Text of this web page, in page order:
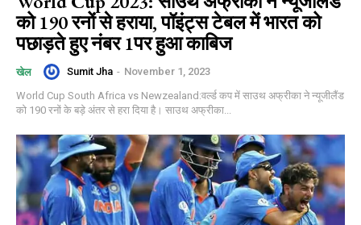
को 190 रनों से हराया, पॉइंट्स टेबल में भारत को
पछाड़ते हुए नंबर 1पर हुआ काबिज
खेल Sumit Jha - November 1, 2023
World Cup South Africa vs Newzealand:वर्ल्ड कप में साउथ अफ्रीका ने न्यूजीलैंड
को 190 रनों के बड़े अंतर से हरा दिया है। साउथ अफ्रीका...